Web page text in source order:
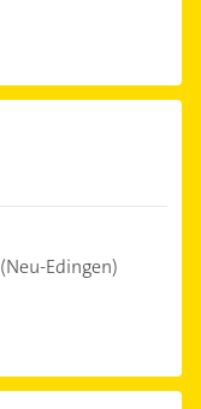
(Neu-Edingen)